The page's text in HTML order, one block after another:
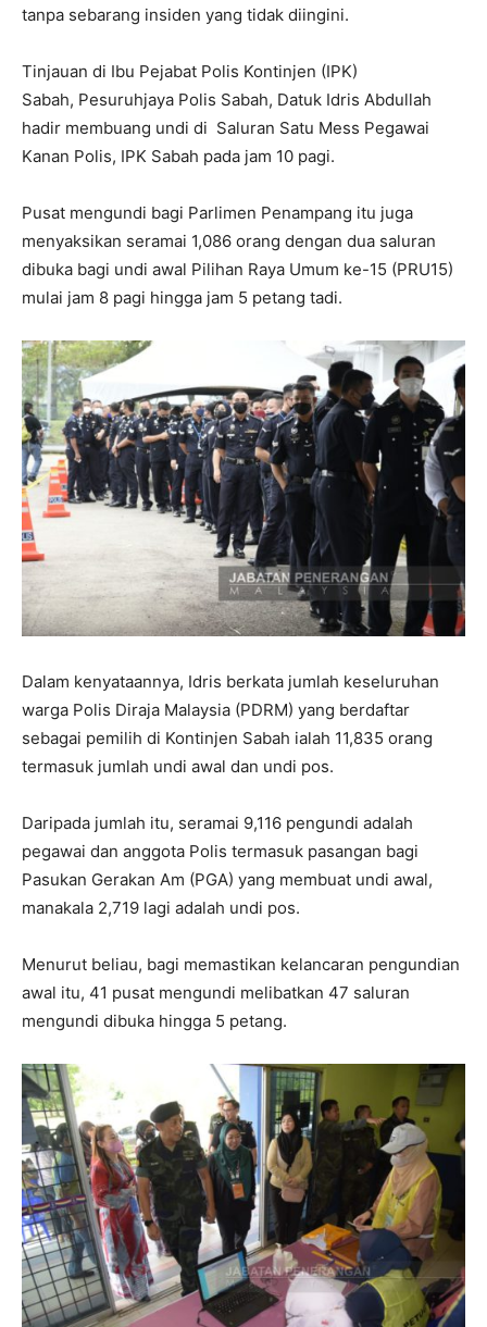
tanpa sebarang insiden yang tidak diingini.
Tinjauan di Ibu Pejabat Polis Kontinjen (IPK)
Sabah, Pesuruhjaya Polis Sabah, Datuk Idris Abdullah
hadir membuang undi di Saluran Satu Mess Pegawai
Kanan Polis, IPK Sabah pada jam 10 pagi.
Pusat mengundi bagi Parlimen Penampang itu juga
menyaksikan seramai 1,086 orang dengan dua saluran
dibuka bagi undi awal Pilihan Raya Umum ke-15 (PRU15)
mulai jam 8 pagi hingga jam 5 petang tadi.
Dalam kenyataannya, Idris berkata jumlah keseluruhan
warga Polis Diraja Malaysia (PDRM) yang berdaftar
sebagai pemilih di Kontinjen Sabah ialah 11,835 orang
termasuk jumlah undi awal dan undi pos.
Daripada jumlah itu, seramai 9,116 pengundi adalah
pegawai dan anggota Polis termasuk pasangan bagi
Pasukan Gerakan Am (PGA) yang membuat undi awal,
manakala 2,719 lagi adalah undi pos.
Menurut beliau, bagi memastikan kelancaran pengundian
awal itu, 41 pusat mengundi melibatkan 47 saluran
mengundi dibuka hingga 5 petang.